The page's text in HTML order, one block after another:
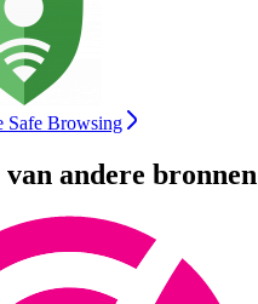
Safe Browsing
van andere bronnen